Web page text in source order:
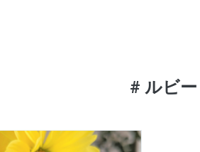
# ルビー